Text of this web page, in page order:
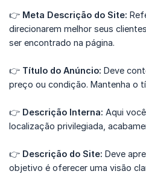
👉 Meta Descrição do Site:
direcionarem melhor seus
ser encontrado na página.
👉 Título do Anúncio: Deve
preço ou condição. Mantenha o
👉 Descrição Interna: Aqui
localização privilegiada,
👉 Descrição do Site: Deve
objetivo é oferecer uma visão